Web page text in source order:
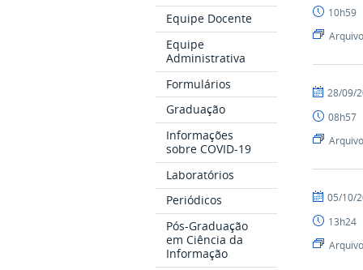
Equipe Docente
Equipe
Administrativa
Formulários
Graduação
Informações
sobre COVID-19
Laboratórios
Periódicos
Pós-Graduação
em Ciência da
Informação
10h59
Arquivo
por
publicado
28/09/
08h57
Arquivo
por
publicado
05/10/
13h24
Arquivo